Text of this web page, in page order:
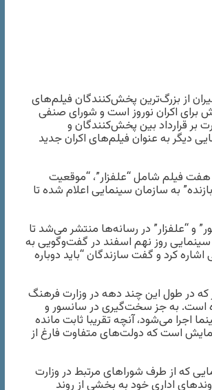
از بزرگ‌ترین پخش‌کنندگان فیلم‌های
برای اکران نوروز است و شورای صنفی
بر قرارداد بین پخش‌کنندگان و
دیگر به عنوان فیلم‌های اکران جدید
فیلم شامل “علفزار”، “موقعیت
به سازمان سینمایی اعلام شده تا
و “علفزار” در رسانه‌ها منتشر می‌شد تا
روز نهم اسفند در گفت‌وگویی به
کرد و گفت سازندگان “باید دوباره
در طول این چند دهه در وزارت فرهنگ
است. به جز سخت‌گیری در سانسور و
اجرا می‌شود، آنچه تقریبا ثابت مانده
است که دولت‌های متفاوت فارغ از
که از طرف شوراهای مرتبط در وزارت
اداری خود به بخشی از روند